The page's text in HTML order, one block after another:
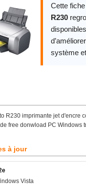
Cette
R230
système
R230 imprimante jet d'encre
free donwload PC Windows
à jour
Vista